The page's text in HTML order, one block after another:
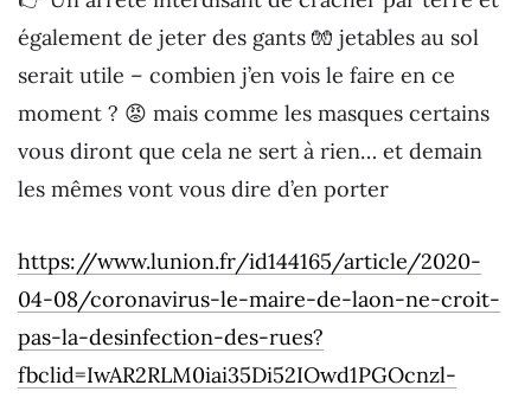
également de jeter des gants 🧤 jetables au sol
serait utile – combien j’en vois le faire en ce
moment ? 😡 mais comme les masques certains
vous diront que cela ne sert à rien… et demain
les mêmes vont vous dire d’en porter
https://www.lunion.fr/id144165/article/2020-
04-08/coronavirus-le-maire-de-laon-ne-croit-
pas-la-desinfection-des-rues?
fbclid=IwAR2RLM0iai35Di52IOwd1PGOcnzl-